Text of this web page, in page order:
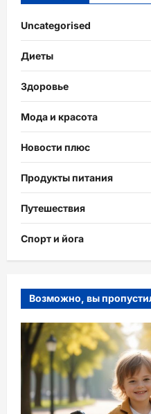
Uncategorised
Диеты
Здоровье
Мода и красота
Новости плюс
Продукты питания
Путешествия
Спорт и йога
Возможно, вы